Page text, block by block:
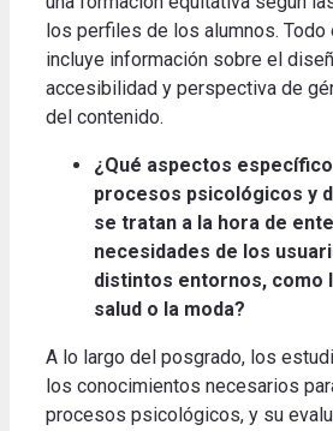
los perfiles de los alumnos. Todo
incluye información sobre el
accesibilidad y perspectiva de
del contenido.
¿Qué aspectos
procesos psicológicos y
se tratan a la hora de
necesidades de los
distintos entornos, como
salud o la moda?
A lo largo del posgrado, los
los conocimientos necesarios
procesos psicológicos, y su